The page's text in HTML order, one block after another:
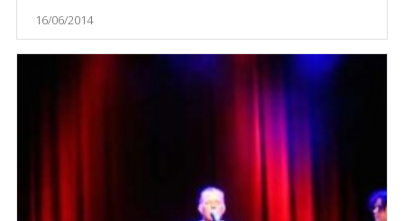
16/06/2014